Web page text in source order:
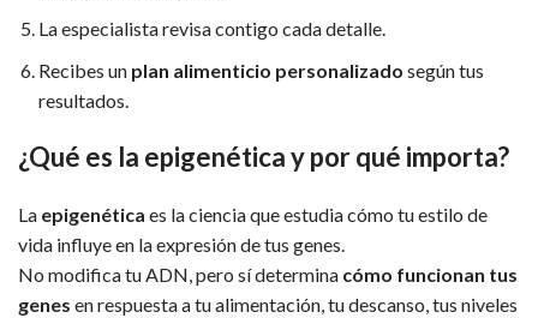
La especialista revisa contigo cada detalle.
Recibes un plan alimenticio personalizado según tus
resultados.
¿Qué es la epigenética y por qué importa?
La epigenética es la ciencia que estudia cómo tu estilo de
vida influye en la expresión de tus genes.
No modifica tu ADN, pero sí determina cómo funcionan tus
genes en respuesta a tu alimentación, tu descanso, tus niveles